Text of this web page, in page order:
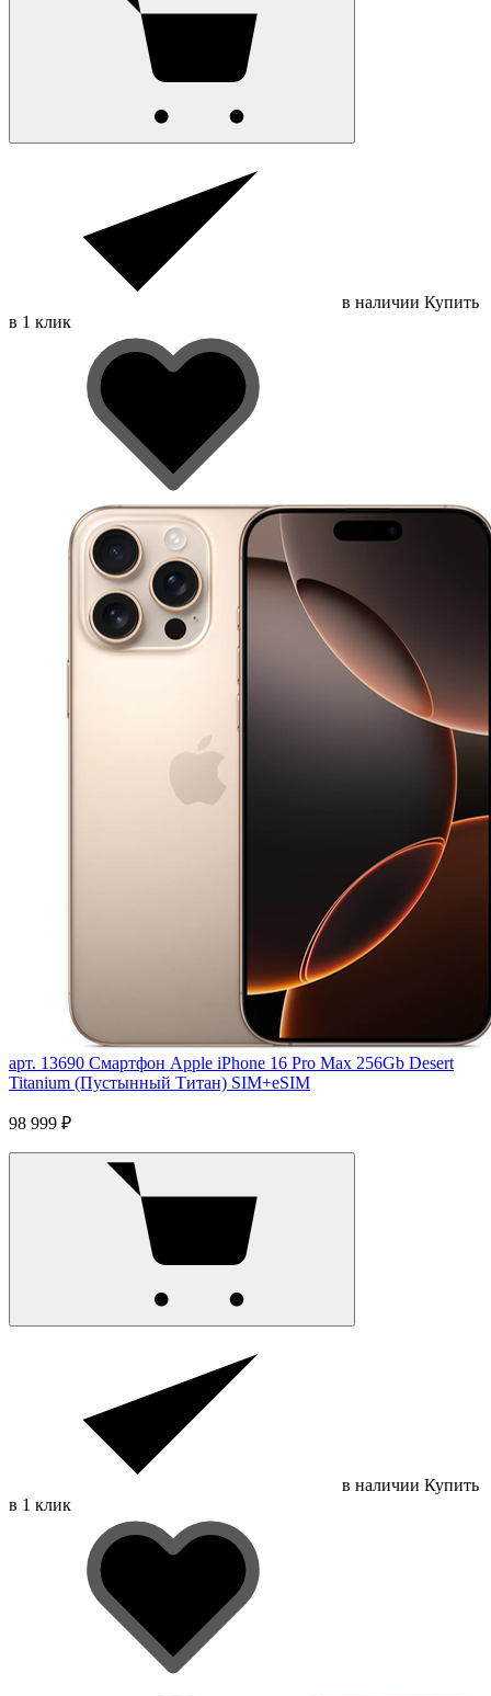
в наличии Купить
в 1 клик
арт. 13690 Смартфон Apple iPhone 16 Pro Max 256Gb Desert
Titanium (Пустынный Титан) SIM+eSIM
98 999 ₽
в наличии Купить
в 1 клик